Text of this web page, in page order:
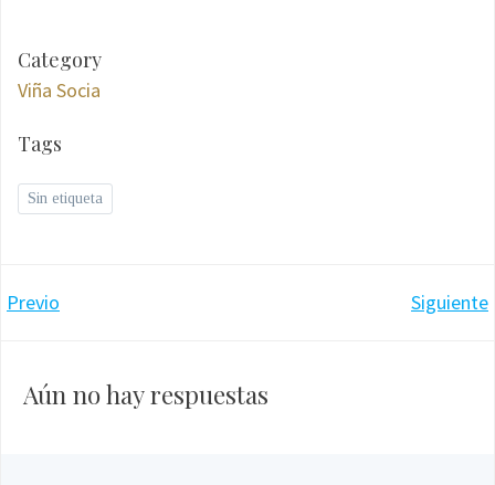
Category
Viña Socia
Tags
Sin etiqueta
Navegación
las
Previo
Navegación
las
Siguiente
Aún no hay respuestas